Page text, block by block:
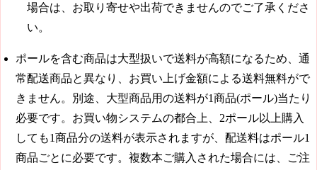
場合は、お取り寄せや出荷できませんのでご了承くださ
い。
ポールを含む商品は大型扱いで送料が高額になるため、通
常配送商品と異なり、お買い上げ金額による送料無料がで
きません。別途、大型商品用の送料が1商品(ポール)当たり
必要です。お買い物システムの都合上、2ポール以上購入
しても1商品分の送料が表示されますが、配送料はポール1
商品ごとに必要です。複数本ご購入された場合には、ご注